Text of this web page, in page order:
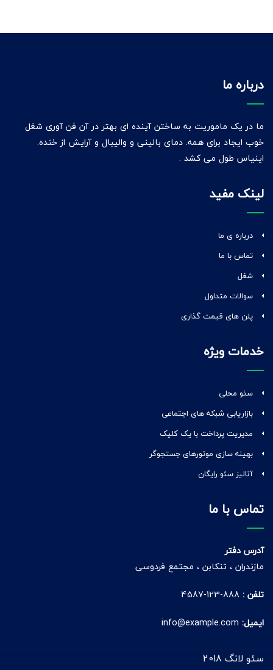
درباره ما
ما در یک ماموریت به ساختن آینده ای بهتر در آن فن آوری شغل
خوب ایجاد برای همه. دمای بالینی و والیبال و آرایش از خنده.
اینیاس طول می کشد .
لینک مفید
درباره ی ما
تماس با ما
شغل
سوالات متداول
پلن های قیمت گذاری
خدمات ویژه
سئو محلی
بازاریابی شبکه های اجتماعی
مدیریت پرداخت با یک کلیک
بهینه سازی موتورهای جستجوگر
آنالیز سئو رایگان
تماس با ما
آدرس دفتر
مازندران ، تنکابن ، مجتمع فردوسی
تلفن :
ایمیل:
سئو لانگ 2018